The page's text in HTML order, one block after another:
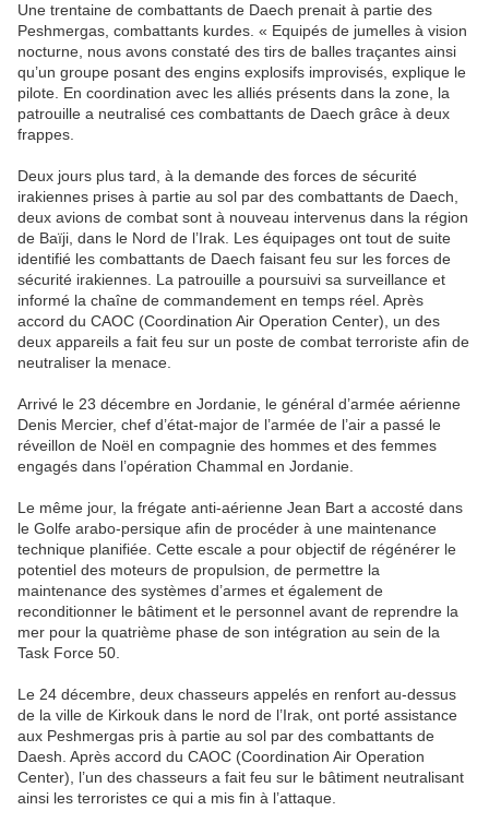
Une trentaine de combattants de Daech prenait à partie des
Peshmergas, combattants kurdes. « Equipés de jumelles à vision
nocturne, nous avons constaté des tirs de balles traçantes ainsi
qu’un groupe posant des engins explosifs improvisés, explique le
pilote. En coordination avec les alliés présents dans la zone, la
patrouille a neutralisé ces combattants de Daech grâce à deux
frappes.
Deux jours plus tard, à la demande des forces de sécurité
irakiennes prises à partie au sol par des combattants de Daech,
deux avions de combat sont à nouveau intervenus dans la région
de Baïji, dans le Nord de l’Irak. Les équipages ont tout de suite
identifié les combattants de Daech faisant feu sur les forces de
sécurité irakiennes. La patrouille a poursuivi sa surveillance et
informé la chaîne de commandement en temps réel. Après
accord du CAOC (Coordination Air Operation Center), un des
deux appareils a fait feu sur un poste de combat terroriste afin de
neutraliser la menace.
Arrivé le 23 décembre en Jordanie, le général d’armée aérienne
Denis Mercier, chef d’état-major de l’armée de l’air a passé le
réveillon de Noël en compagnie des hommes et des femmes
engagés dans l’opération Chammal en Jordanie.
Le même jour, la frégate anti-aérienne Jean Bart a accosté dans
le Golfe arabo-persique afin de procéder à une maintenance
technique planifiée. Cette escale a pour objectif de régénérer le
potentiel des moteurs de propulsion, de permettre la
maintenance des systèmes d’armes et également de
reconditionner le bâtiment et le personnel avant de reprendre la
mer pour la quatrième phase de son intégration au sein de la
Task Force 50.
Le 24 décembre, deux chasseurs appelés en renfort au-dessus
de la ville de Kirkouk dans le nord de l’Irak, ont porté assistance
aux Peshmergas pris à partie au sol par des combattants de
Daesh. Après accord du CAOC (Coordination Air Operation
Center), l’un des chasseurs a fait feu sur le bâtiment neutralisant
ainsi les terroristes ce qui a mis fin à l’attaque.